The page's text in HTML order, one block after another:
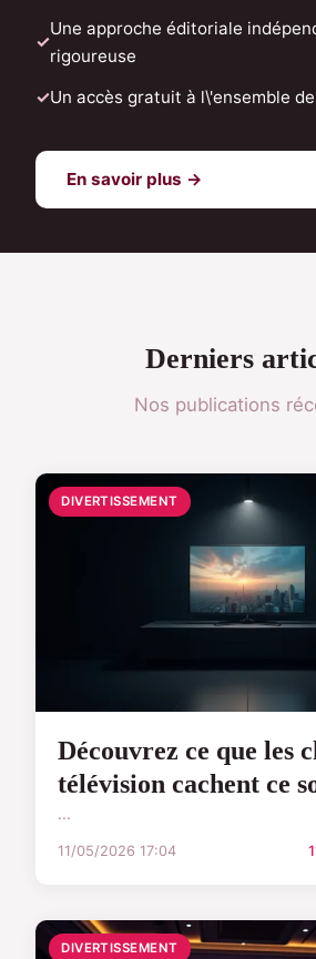
Une approche éditoriale
rigoureuse
Un accès gratuit à l\'ensemble
En savoir plus →
Derniers
Nos publications
DIVERTISSEMENT
Découvrez ce que les
télévision cachent ce
...
11/05/2026 17:04
DIVERTISSEMENT